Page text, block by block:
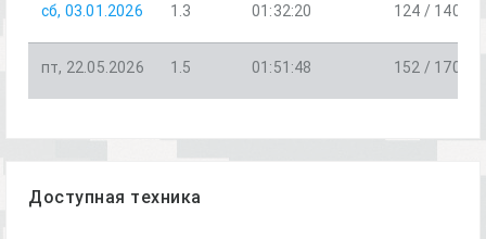
сб, 03.01.2026 1.3 01:32:20 124 / 140
пт, 22.05.2026 1.5 01:51:48 152 / 170
Доступная техника